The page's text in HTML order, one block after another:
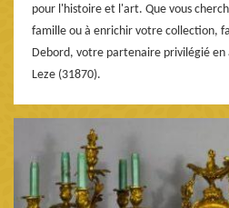
pour l'histoire et l'art. Que vous
famille ou à enrichir votre collection,
Debord, votre partenaire privilégié en
Leze (31870).